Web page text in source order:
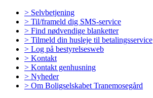
> Selvbetjening
> Til/frameld dig SMS-service
> Find nødvendige blanketter
> Tilmeld din husleje til betalingsservice
> Log på bestyrelsesweb
> Kontakt
> Kontakt genhusning
> Nyheder
> Om Boligselskabet Tranemosegård